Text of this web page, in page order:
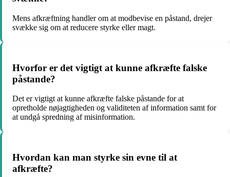
Mens afkræftning handler om at modbevise en påstand, drejer
svække sig om at reducere styrke eller magt.
Hvorfor er det vigtigt at kunne afkræfte falske
påstande?
Det er vigtigt at kunne afkræfte falske påstande for at
opretholde nøjagtigheden og validiteten af information samt for
at undgå spredning af misinformation.
Hvordan kan man styrke sin evne til at
afkræfte?